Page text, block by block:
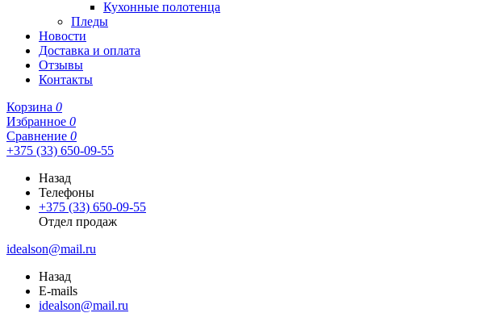
Кухонные полотенца
Пледы
Новости
Доставка и оплата
Отзывы
Контакты
Корзина 0
Избранное 0
Сравнение 0
+375 (33) 650-09-55
Назад
Телефоны
+375 (33) 650-09-55
Отдел продаж
idealson@mail.ru
Назад
E-mails
idealson@mail.ru